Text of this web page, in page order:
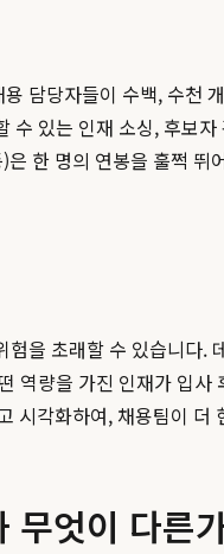
담당자들이 수백, 수
있는 인재 소싱, 후보
한 명의 연봉을 훌쩍 뛰
을 초래할 수 있습니
역량을 가진 인재가 입
시각화하여, 채용팀이
무엇이 다른